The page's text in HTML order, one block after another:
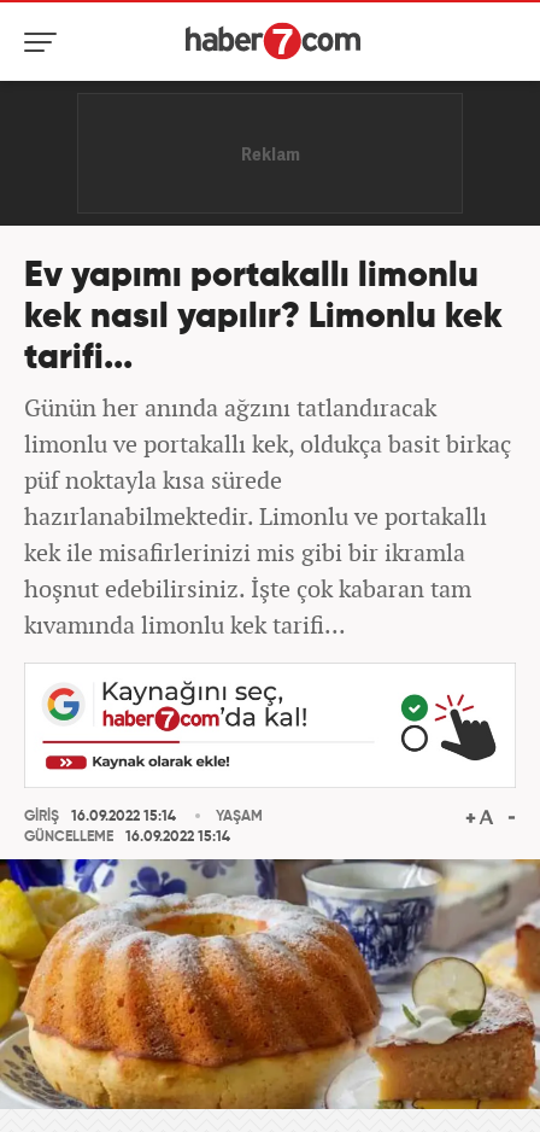
Ev yapımı portakallı limonlu
kek nasıl yapılır? Limonlu kek
tarifi...
Günün her anında ağzını tatlandıracak
limonlu ve portakallı kek, oldukça basit birkaç
püf noktayla kısa sürede
hazırlanabilmektedir. Limonlu ve portakallı
kek ile misafirlerinizi mis gibi bir ikramla
hoşnut edebilirsiniz. İşte çok kabaran tam
kıvamında limonlu kek tarifi...
GİRİŞ
16.09.2022 15:14
GÜNCELLEME
16.09.2022 15:14
YAŞAM